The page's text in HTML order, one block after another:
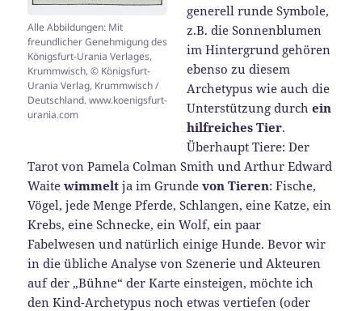
Alle Abbildungen: Mit
freundlicher Genehmigung des
Königsfurt-Urania Verlages,
Krummwisch, © Königsfurt-
Urania Verlag, Krummwisch /
Deutschland. www.koenigsfurt-
urania.com
generell runde Symbole,
z.B. die Sonnenblumen
im Hintergrund gehören
ebenso zu diesem
Archetypus wie auch die
Unterstützung durchein
hilfreiches Tier.
Überhaupt Tiere: Der
Tarot von Pamela Colman Smith und Arthur Edward
Waitewimmelt ja im Grundevon Tieren: Fische,
Vögel, jede Menge Pferde, Schlangen, eine Katze, ein
Krebs, eine Schnecke, ein Wolf, ein paar
Fabelwesen und natürlich einige Hunde. Bevor wir
in die übliche Analyse von Szenerie und Akteuren
auf der „Bühne“ der Karte einsteigen, möchte ich
den Kind-Archetypus noch etwas vertiefen (oder